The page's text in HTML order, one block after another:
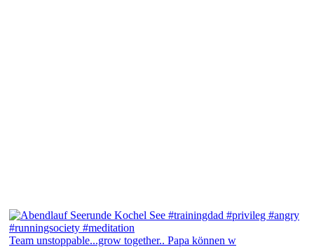
Team unstoppable...grow together.. Papa können w